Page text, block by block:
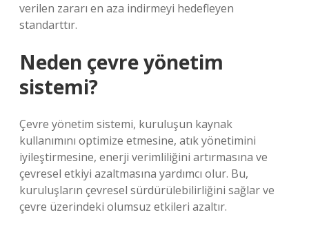
verilen zararı en aza indirmeyi hedefleyen
standarttır.
Neden çevre yönetim
sistemi?
Çevre yönetim sistemi, kuruluşun kaynak
kullanımını optimize etmesine, atık yönetimini
iyileştirmesine, enerji verimliliğini artırmasına ve
çevresel etkiyi azaltmasına yardımcı olur. Bu,
kuruluşların çevresel sürdürülebilirliğini sağlar ve
çevre üzerindeki olumsuz etkileri azaltır.